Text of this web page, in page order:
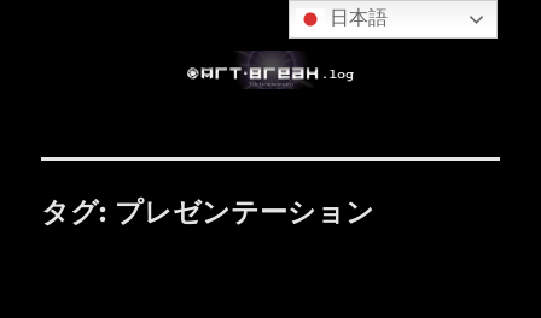
タグ: プレゼンテーション
日本語